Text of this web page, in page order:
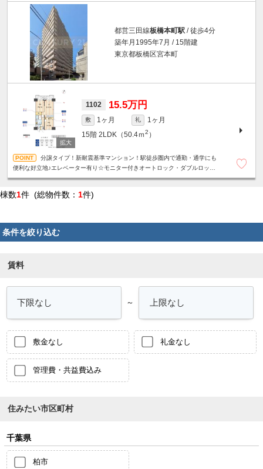
都営三田線板橋本町駅 / 徒歩4分
築年月1995年7月 / 15階建
東京都板橋区宮本町
1102 15.5万円
敷 1ヶ月 礼
1ヶ月
15階 2LDK（50.4ｍ2 ）
分譲タイプ！新耐震基準マンション！駅徒歩圏内で通勤・通学にも
便利な好立地♪エレベーター有り☆モニター付きオートロック・ダブルロッ
棟数1件 (総物件数： 1件)
条件を絞り込む
賃料
～
敷金なし 礼金なし
管理費・共益費込み
住みたい市区町村
千葉県
柏市